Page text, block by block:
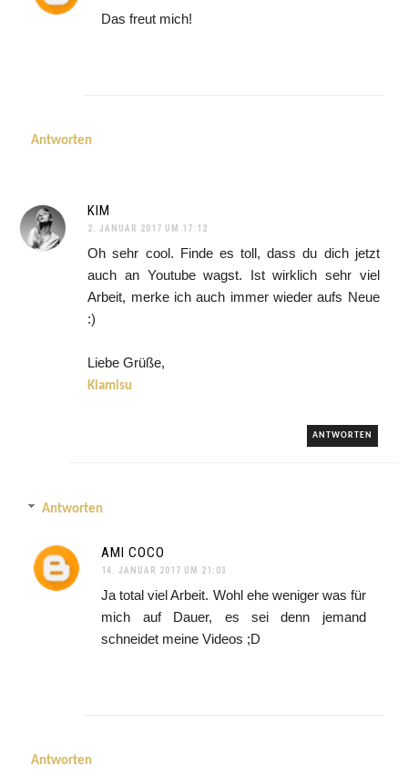
Das freut mich!
Antworten
KIM
2. JANUAR 2017 UM 17:12
Oh sehr cool. Finde es toll, dass du dich jetzt
auch an Youtube wagst. Ist wirklich sehr viel
Arbeit, merke ich auch immer wieder aufs Neue
:)
Liebe Grüße,
Kiamisu
ANTWORTEN
Antworten
AMI COCO
14. JANUAR 2017 UM 21:03
Ja total viel Arbeit. Wohl ehe weniger was für
mich auf Dauer, es sei denn jemand
schneidet meine Videos ;D
Antworten